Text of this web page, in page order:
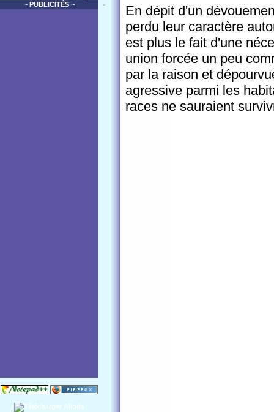
~ PUBLICITÉS ~
En dépit d'un
perdu leur caractère
est plus le fait d'une
union forcée un peu
par la raison et
agressive parmi les
races ne sauraient